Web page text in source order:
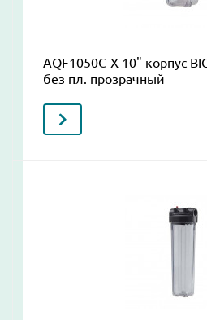
AQF1050C-Х 10" корпус
без пл. прозрачный